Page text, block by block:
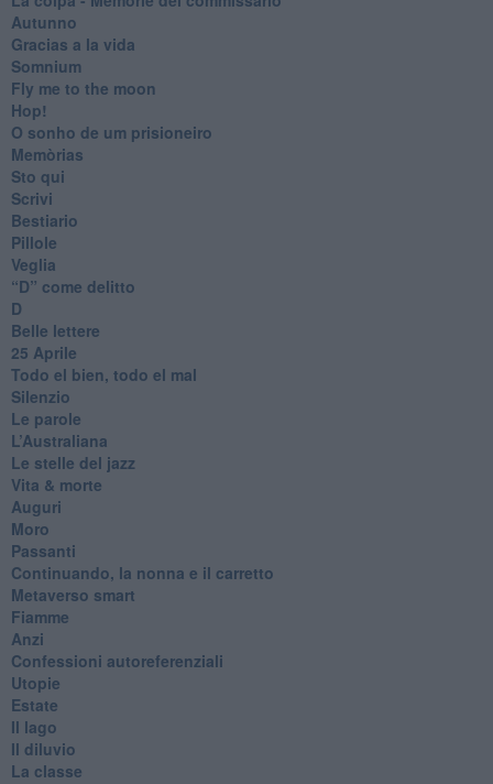
Autunno
Gracias a la vida
Somnium
Fly me to the moon
Hop!
O sonho de um prisioneiro
Memòrias
Sto qui
Scrivi
Bestiario
Pillole
Veglia
​“D” come delitto
D
Belle lettere
25 Aprile
Todo el bien, todo el mal
Silenzio
Le parole
​L’Australiana
Le stelle del jazz
Vita & morte
Auguri
Moro
Passanti
Continuando, la nonna e il carretto
Metaverso smart
Fiamme
Anzi
Confessioni autoreferenziali
Utopie
Estate
Il lago
Il diluvio
La classe